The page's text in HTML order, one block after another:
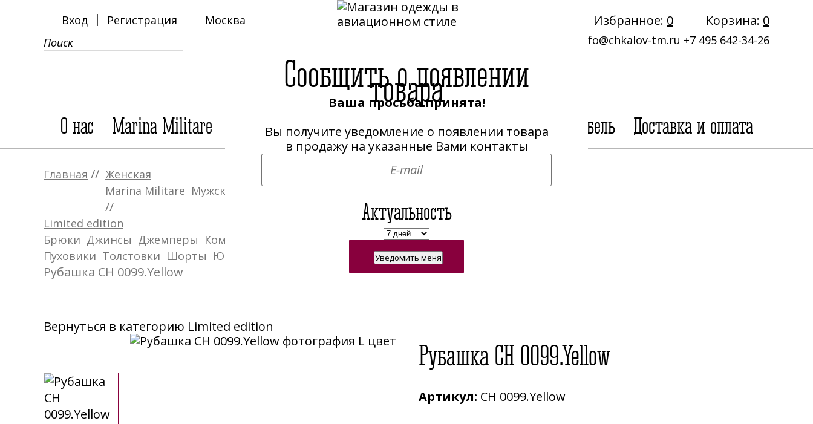
Вход | Регистрация Москва Избранное: 0 Корзина: 0
info@chkalov-tm.ru +7 495 642-34-26
О нас Marina Militare Мужская Женская Аксессуары Авиационная мебель Доставка и оплата
Главная // Женская
Marina Militare Мужская Аксессуары Авиационная мебель
//
Limited edition
Брюки Джинсы Джемперы Комбинезоны Майки,Футболки Платья Куртки, ветровки
Пуховики Толстовки Шорты Юбки
Рубашка CH 0099.Yellow
Вернуться в категорию Limited edition
Рубашка CH 0099.Yellow
Артикул: CH 0099.Yellow
Сообщить о появлении
товара
Ваша просьба принята!
Вы получите уведомление о появлении товара
в продажу на указанные Вами контакты
Актуальность